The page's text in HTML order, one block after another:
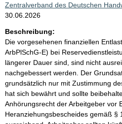
Zentralverband des Deutschen
30.06.2026
Beschreibung:
Die vorgesehenen finanziellen
ArbPlSchG-E) bei
längerer Dauer sind, sind nicht
nachgebessert werden. Der
grundsätzlich nur mit Zustimmung
hat sich bewährt und sollte
Anhörungsrecht der Arbeitgeber vor
Heranziehungsbescheides gemäß §